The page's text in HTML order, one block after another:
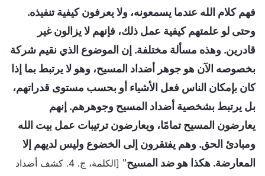
فهم كلام الله عندما يسمعونه، ولا يعرفون كيفية تنفيذه.
وحتى لو علمتهم كيفية عمل ذلك، فإنهم لا يزالون غير
قادرين. وهذه مسألة مختلفة. إن الموضوع الذي نقيم شركة
بخصوصه الآن هو جوهر أضداد المسيح، وهو لا يرتبط بما إذا
كان بإمكان الناس فعل الأشياء أو بحسب مستوى قدراتهم،
بل يرتبط بشخصية أضداد المسيح وجوهرهم. إنهم
يعارضون المسيح تمامًا، ويعارضون ترتيبات عمل بيت الله
ومبادئ الحق. وهم يفتقرون إلى الخضوع وليس لديهم إلا
المعارضة. هكذا هو ضد المسيح"
[الكلمة، ج. 4. كشف أضداد